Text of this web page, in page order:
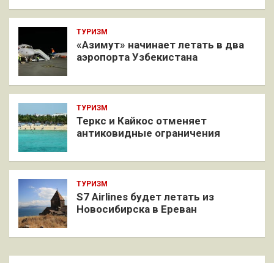
ТУРИЗМ
«Азимут» начинает летать в два
аэропорта Узбекистана
ТУРИЗМ
Теркс и Кайкос отменяет
антиковидные ограничения
ТУРИЗМ
S7 Airlines будет летать из
Новосибирска в Ереван